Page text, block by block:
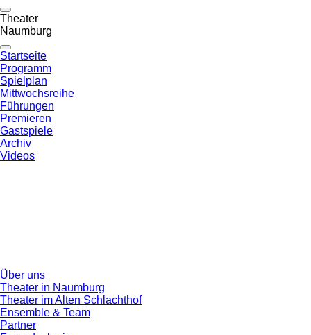
Theater
Naumburg
Startseite
Programm
Spielplan
Mittwochsreihe
Führungen
Premieren
Gastspiele
Archiv
Videos
Über uns
Theater in Naumburg
Theater im Alten Schlachthof
Ensemble & Team
Partner